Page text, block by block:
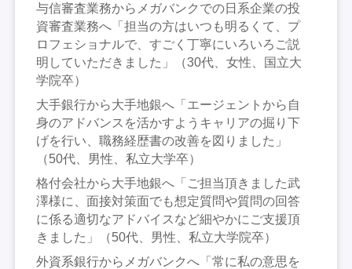
与信審査業務からメガバンクでの日系企業の投
資審査業務へ「担当の方はいつも明るくて、プ
ロフェショナルで、すごく丁寧にいろいろご説
明していただきました」（30代、女性、国立大
学院卒）
大手銀行から大手地銀へ「エージェントから自
身のアドバンスを活かすようキャリアの掘り下
げを行い、職務経歴書の改善を図りました」
（50代、男性、私立大学卒）
格付会社から大手地銀へ「ご担当頂きました武
澤様に、面接対策面でも想定質問や質問の回答
に係る適切なアドバイスなど細やかにご支援頂
きました」（50代、男性、私立大学院卒）
外資系銀行からメガバンクへ「常に私の意思を